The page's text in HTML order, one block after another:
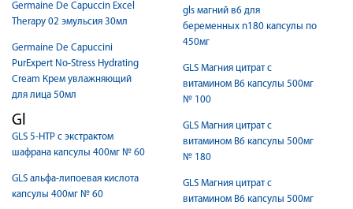
Germaine De Capuccin Excel
Therapy 02 эмульсия 30мл
Germaine De Capuccini
PurExpert No-Stress Hydrating
Cream Крем увлажняющий
для лица 50мл
Gl
GLS 5-HTP с экстрактом
шафрана капсулы 400мг № 60
GLS альфа-липоевая кислота
капсулы 400мг № 60
gls магний в6 для
беременных n180 капсулы по
450мг
GLS Магния цитрат с
витамином В6 капсулы 500мг
№ 100
GLS Магния цитрат с
витамином В6 капсулы 500мг
№ 180
GLS Магния цитрат с
витамином В6 капсулы 500мг